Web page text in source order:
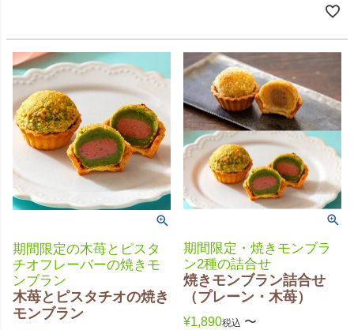
期間限定の木苺とピスタ
チオフレーバーの焼きモ
ンブラン
木苺とピスタチオの焼き
モンブラン
期間限定・焼きモンブラ
ン2種の詰合せ
焼きモンブラン詰合せ
（プレーン・木苺）
¥1,890税込 〜